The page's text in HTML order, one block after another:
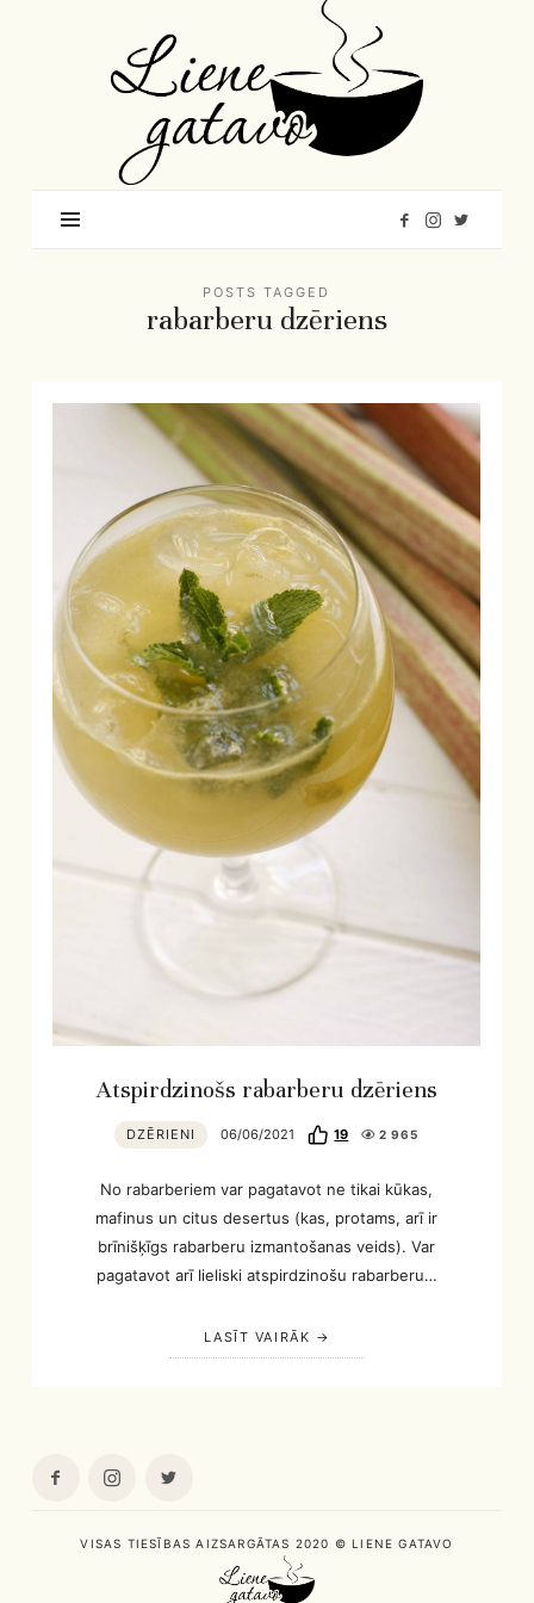
Gatavo
–
Mana
garšu
pasaule
POSTS TAGGED
rabarberu dzēriens
Atspirdzinošs rabarberu dzēriens
DZĒRIENI 06/06/2021 19 2 965
No rabarberiem var pagatavot ne tikai kūkas,
mafinus un citus desertus (kas, protams, arī ir
brīnišķīgs rabarberu izmantošanas veids). Var
pagatavot arī lieliski atspirdzinošu rabarberu…
LASĪT VAIRĀK
VISAS TIESĪBAS AIZSARGĀTAS 2020 © LIENE GATAVO